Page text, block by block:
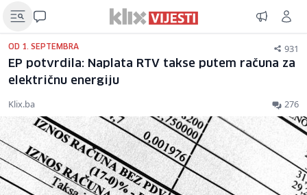
OD 1. SEPTEMBRA 931
EP potvrdila: Naplata RTV takse putem računa za
električnu energiju
Klix.ba 276